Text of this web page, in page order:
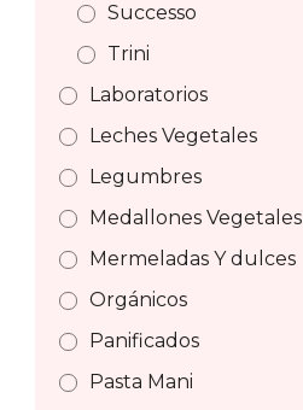
Successo
Trini
Laboratorios
Leches Vegetales
Legumbres
Medallones Vegetales
Mermeladas Y dulces
Orgánicos
Panificados
Pasta Mani